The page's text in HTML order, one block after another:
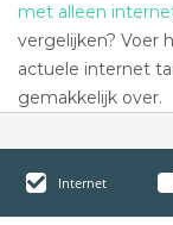
met alleen
vergelijken? Voer
actuele internet
gemakkelijk over.
Internet